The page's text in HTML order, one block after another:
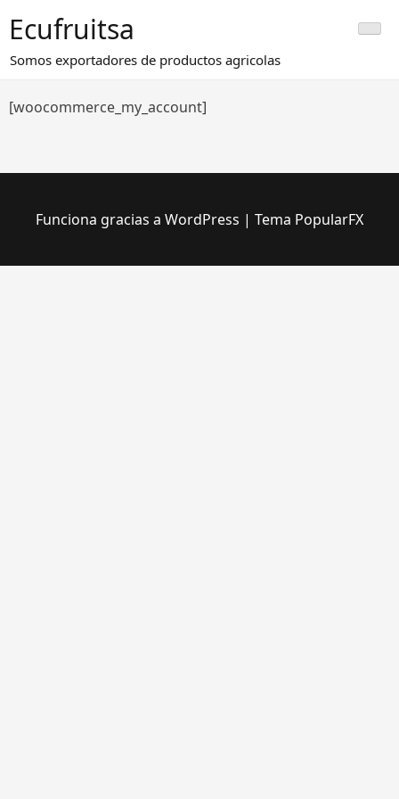
contenido
Ecufruitsa
Somos exportadores de productos agricolas
[woocommerce_my_account]
Funciona gracias a WordPress | Tema PopularFX